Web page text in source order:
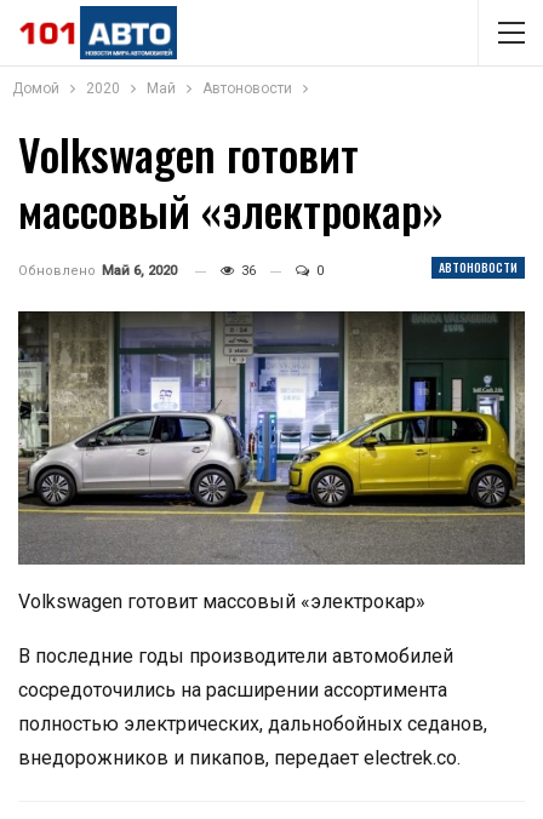
Домой 2020 Май Автоновости
Volkswagen готовит
массовый «электрокар»
АВТОНОВОСТИ
Обновлено Май 6, 2020 36 0
Volkswagen готовит массовый «электрокар»
В последние годы производители автомобилей
сосредоточились на расширении ассортимента
полностью электрических, дальнобойных седанов,
внедорожников и пикапов, передает electrek.co.